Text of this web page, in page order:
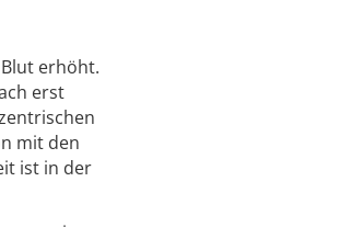
erhöht.
erst
mit den
ist in der